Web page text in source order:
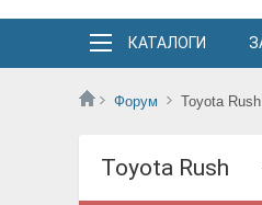
КАТАЛОГИ
Форум Toyota Rush
Toyota Rush